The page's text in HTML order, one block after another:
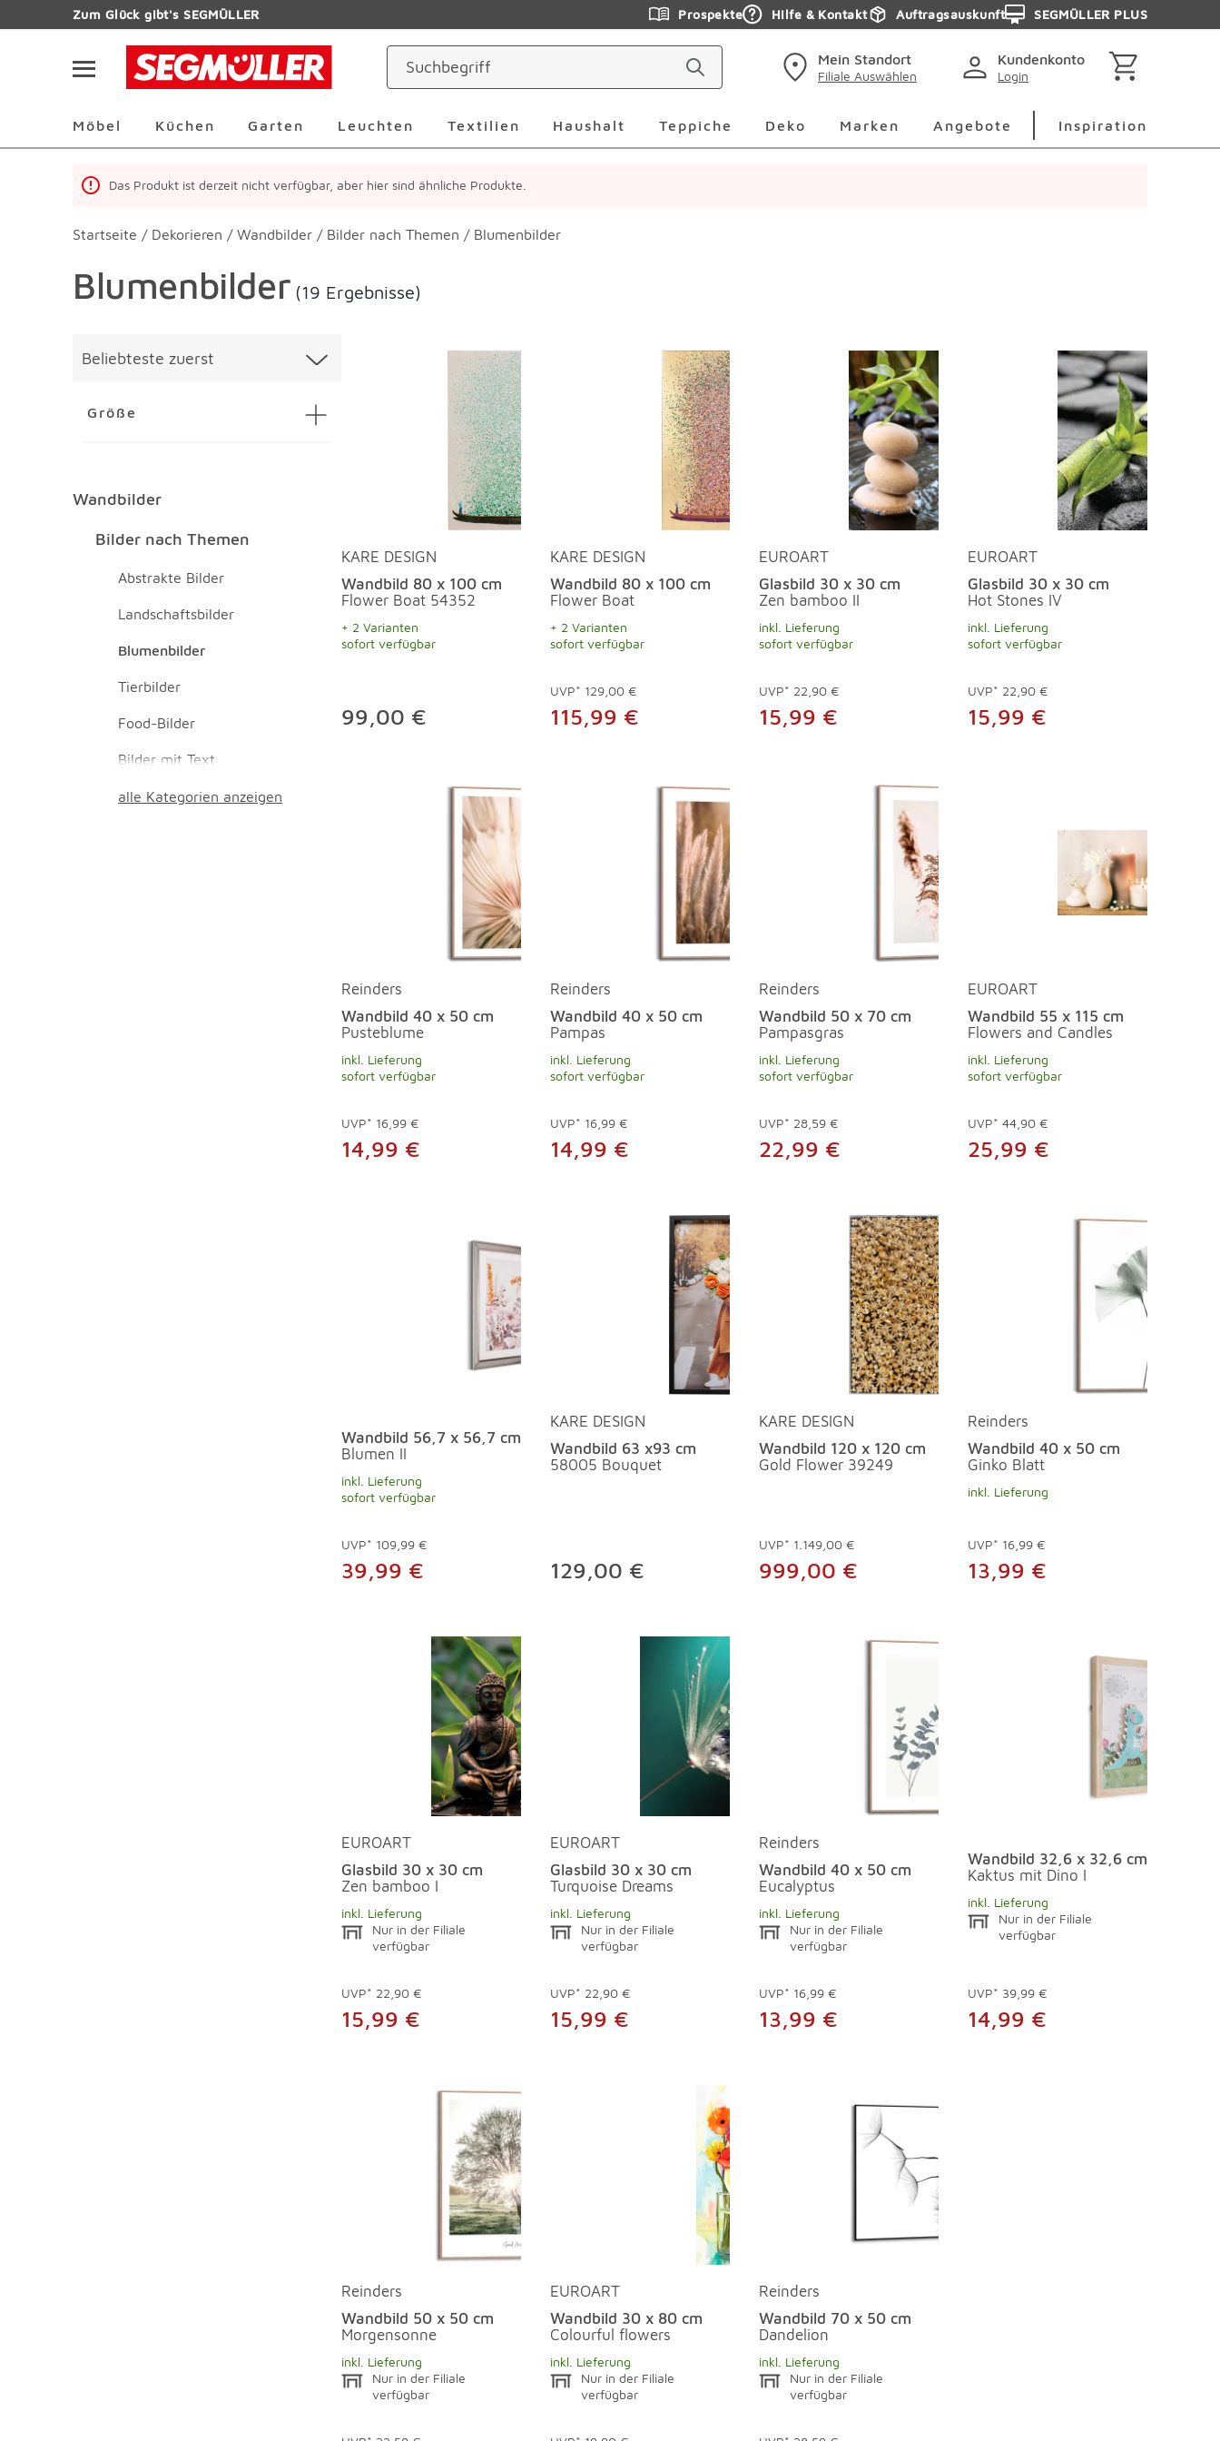
Zum HauptinhaltZum Glück gibt's SEGMÜLLER Prospekte Hilfe & Kontakt Auftragsauskunft SEGMÜLLER PLUS
Mein Standort
Filiale Auswählen
Kundenkonto
Login
Möbel Küchen Garten Leuchten Textilien Haushalt Teppiche Deko Marken
Marken Überspringen
Angebote Inspiration
Das Produkt ist derzeit nicht verfügbar, aber hier sind ähnliche Produkte.
Startseite / Dekorieren / Wandbilder / Bilder nach Themen / Blumenbilder
Blumenbilder (19 Ergebnisse)
Beliebteste zuerst
Größe
Wandbilder Überspringen
Wandbilder
Bilder nach Themen Überspringen
Bilder nach Themen
Abstrakte Bilder
Landschaftsbilder
Blumenbilder
Tierbilder
Food-Bilder
Bilder mit Text
alle Kategorien anzeigen
Liste überspringen
KARE DESIGN
Wandbild 80 x 100 cm
Flower Boat 54352
+ 2 Varianten
sofort verfügbar
99,00 €
KARE DESIGN
Wandbild 80 x 100 cm
Flower Boat
+ 2 Varianten
sofort verfügbar
UVP* 129,00 €
115,99 €
EUROART
Glasbild 30 x 30 cm
Zen bamboo II
inkl. Lieferung
sofort verfügbar
UVP* 22,90 €
15,99 €
EUROART
Glasbild 30 x 30 cm
Hot Stones IV
inkl. Lieferung
sofort verfügbar
UVP* 22,90 €
15,99 €
Reinders
Wandbild 40 x 50 cm
Pusteblume
inkl. Lieferung
sofort verfügbar
UVP* 16,99 €
14,99 €
Reinders
Wandbild 40 x 50 cm
Pampas
inkl. Lieferung
sofort verfügbar
UVP* 16,99 €
14,99 €
Reinders
Wandbild 50 x 70 cm
Pampasgras
inkl. Lieferung
sofort verfügbar
UVP* 28,59 €
22,99 €
EUROART
Wandbild 55 x 115 cm
Flowers and Candles
inkl. Lieferung
sofort verfügbar
UVP* 44,90 €
25,99 €
Wandbild 56,7 x 56,7 cm
Blumen II
inkl. Lieferung
sofort verfügbar
UVP* 109,99 €
39,99 €
KARE DESIGN
Wandbild 63 x93 cm
58005 Bouquet
129,00 €
KARE DESIGN
Wandbild 120 x 120 cm
Gold Flower 39249
UVP* 1.149,00 €
999,00 €
Reinders
Wandbild 40 x 50 cm
Ginko Blatt
inkl. Lieferung
UVP* 16,99 €
13,99 €
EUROART
Glasbild 30 x 30 cm
Zen bamboo I
inkl. Lieferung
Nur in der Filiale
verfügbar
UVP* 22,90 €
15,99 €
EUROART
Glasbild 30 x 30 cm
Turquoise Dreams
inkl. Lieferung
Nur in der Filiale
verfügbar
UVP* 22,90 €
15,99 €
Reinders
Wandbild 40 x 50 cm
Eucalyptus
inkl. Lieferung
Nur in der Filiale
verfügbar
UVP* 16,99 €
13,99 €
Wandbild 32,6 x 32,6 cm
Kaktus mit Dino I
inkl. Lieferung
Nur in der Filiale
verfügbar
UVP* 39,99 €
14,99 €
Reinders
Wandbild 50 x 50 cm
Morgensonne
inkl. Lieferung
Nur in der Filiale
verfügbar
EUROART
Wandbild 30 x 80 cm
Colourful flowers
inkl. Lieferung
Nur in der Filiale
verfügbar
Reinders
Wandbild 70 x 50 cm
Dandelion
inkl. Lieferung
Nur in der Filiale
verfügbar